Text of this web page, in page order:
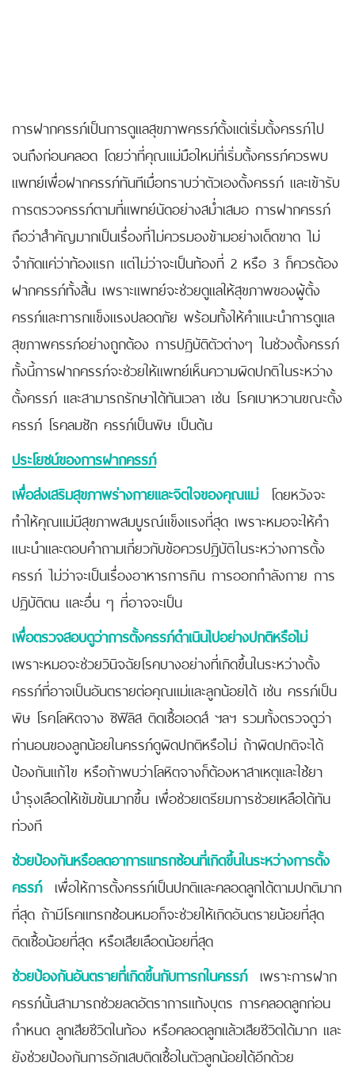
การฝากครรภ์เป็นการดูแลสุขภาพครรภ์ตั้งแต่เริ่มตั้งครรภ์ไป
จนถึงก่อนคลอด โดยว่าที่คุณแม่มือใหม่ที่เริ่มตั้งครรภ์ควรพบ
แพทย์เพื่อฝากครรภ์ทันทีเมื่อทราบว่าตัวเองตั้งครรภ์ และเข้ารับ
การตรวจครรภ์ตามที่แพทย์นัดอย่างสม่ำเสมอ การฝากครรภ์
ถือว่าสำคัญมากเป็นเรื่องที่ไม่ควรมองข้ามอย่างเด็ดขาด ไม่
จำกัดแค่ว่าท้องแรก แต่ไม่ว่าจะเป็นท้องที่ 2 หรือ 3 ก็ควรต้อง
ฝากครรภ์ทั้งสิ้น เพราะแพทย์จะช่วยดูแลให้สุขภาพของผู้ตั้ง
ครรภ์และทารกแข็งแรงปลอดภัย พร้อมทั้งให้คำแนะนำการดูแล
สุขภาพครรภ์อย่างถูกต้อง การปฏิบัติตัวต่างๆ ในช่วงตั้งครรภ์
ทั้งนี้การฝากครรภ์จะช่วยให้แพทย์เห็นความผิดปกติในระหว่าง
ตั้งครรภ์ และสามารถรักษาได้ทันเวลา เช่น โรคเบาหวานขณะตั้ง
ครรภ์ โรคลมชัก ครรภ์เป็นพิษ เป็นต้น
ประโยชน์ของการฝากครรภ์
เพื่อส่งเสริมสุขภาพร่างกายและจิตใจของคุณแม่ โดยหวังจะ
ทำให้คุณแม่มีสุขภาพสมบูรณ์แข็งแรงที่สุด เพราะหมอจะให้คำ
แนะนำและตอบคำถามเกี่ยวกับข้อควรปฏิบัติในระหว่างการตั้ง
ครรภ์ ไม่ว่าจะเป็นเรื่องอาหารการกิน การออกกำลังกาย การ
ปฏิบัติตน และอื่น ๆ ที่อาจจะเป็น
เพื่อตรวจสอบดูว่าการตั้งครรภ์ดำเนินไปอย่างปกติหรือไม่
เพราะหมอจะช่วยวินิจฉัยโรคบางอย่างที่เกิดขึ้นในระหว่างตั้ง
ครรภ์ที่อาจเป็นอันตรายต่อคุณแม่และลูกน้อยได้ เช่น ครรภ์เป็น
พิษ โรคโลหิตจาง ซิฟิลิส ติดเชื้อเอดส์ ฯลฯ รวมทั้งตรวจดูว่า
ท่านอนของลูกน้อยในครรภ์ดูผิดปกติหรือไม่ ถ้าผิดปกติจะได้
ป้องกันแก้ไข หรือถ้าพบว่าโลหิตจางก็ต้องหาสาเหตุและใช้ยา
บำรุงเลือดให้เข้มข้นมากขึ้น เพื่อช่วยเตรียมการช่วยเหลือได้ทัน
ท่วงที
ช่วยป้องกันหรือลดอาการแทรกซ้อนที่เกิดขึ้นในระหว่างการตั้ง
ครรภ์เพื่อให้การตั้งครรภ์เป็นปกติและคลอดลูกได้ตามปกติมาก
ที่สุด ถ้ามีโรคแทรกซ้อนหมอก็จะช่วยให้เกิดอันตรายน้อยที่สุด
ติดเชื้อน้อยที่สุด หรือเสียเลือดน้อยที่สุด
ช่วยป้องกันอันตรายที่เกิดขึ้นกับทารกในครรภ์เพราะการฝาก
ครรภ์นั้นสามารถช่วยลดอัตราการแท้งบุตร การคลอดลูกก่อน
กำหนด ลูกเสียชีวิตในท้อง หรือคลอดลูกแล้วเสียชีวิตได้มาก และ
ยังช่วยป้องกันการอักเสบติดเชื้อในตัวลูกน้อยได้อีกด้วย